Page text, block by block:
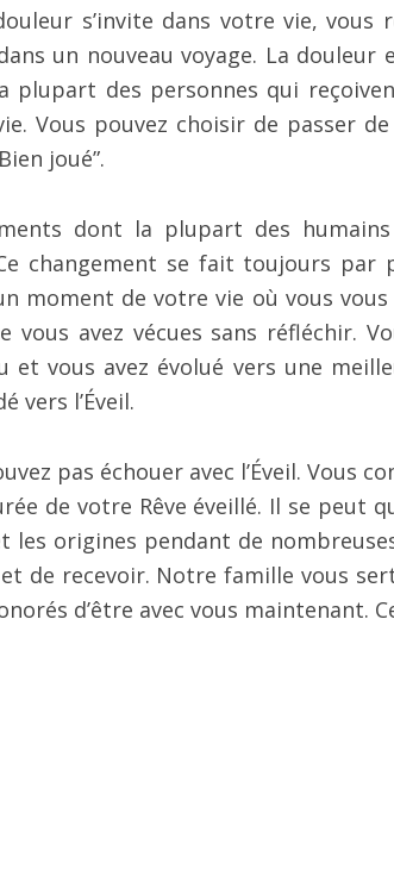
s’invite dans votre vie,
un nouveau voyage. La
plupart des personnes qui
Vous pouvez choisir de passer
joué”.
dont la plupart des
changement se fait toujours
moment de votre vie où vous
vous avez vécues sans réfléchir.
et vous avez évolué vers une
vers l’Éveil.
pas échouer avec l’Éveil. Vous
de votre Rêve éveillé. Il se peut
les origines pendant de
de recevoir. Notre famille vous
d’être avec vous maintenant.